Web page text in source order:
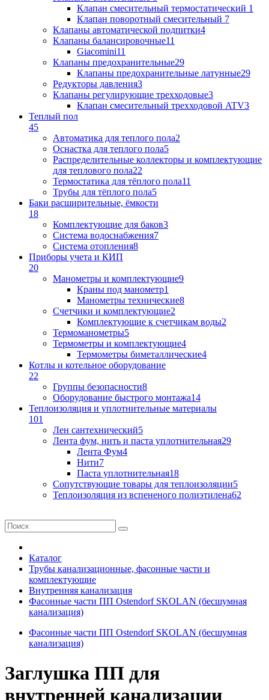
Клапан cмесительный термостатический 1
Клапан поворотный cмесительный 7
Клапаны автоматической подпитки4
Клапаны балансировочные11
Giacomini11
Клапаны предохранительные29
Клапаны предохранительные латунные29
Редукторы давления3
Клапаны регулирующие трехходовые3
Клапан смесительный трехходовой ATV3
Теплый пол
45
Автоматика для теплого пола2
Оснастка для теплого пола5
Распределительные коллекторы и комплектующие
для теплового пола22
Термостатика для тёплого пола11
Трубы для тёплого пола5
Баки расширительные, ёмкости
18
Комплектующие для баков3
Система водоснабжения7
Система отопления8
Приборы учета и КИП
20
Манометры и комплектующие9
Краны под манометр1
Манометры технические8
Счетчики и комплектующие2
Комплектующие к счетчикам воды2
Термоманометры5
Термометры и комплектующие4
Термометры биметаллические4
Котлы и котельное оборудование
22
Группы безопасности8
Оборудование быстрого монтажа14
Теплоизоляция и уплотнительные материалы
101
Лен сантехнический5
Лента фум, нить и паста уплотнительная29
Лента Фум4
Нити7
Паста уплотнительная18
Сопутствующие товары для теплоизоляции5
Теплоизоляция из вспененого полиэтилена62
Каталог
Трубы канализационные, фасонные части и
комплектующие
Внутренняя канализация
Фасонные части ПП Ostendorf SKOLAN (бесшумная
канализация)
Фасонные части ПП Ostendorf SKOLAN (бесшумная
канализация)
Заглушка ПП для
внутренней канализации